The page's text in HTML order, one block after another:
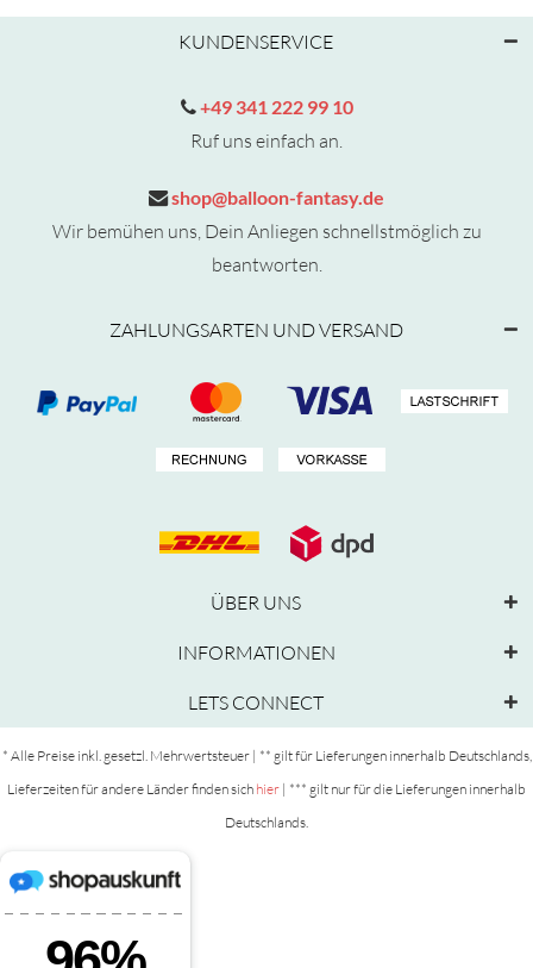
KUNDENSERVICE
+49 341 222 99 10
Ruf uns einfach an.
shop@balloon-fantasy.de
Wir bemühen uns, Dein Anliegen schnellstmöglich zu
beantworten.
ZAHLUNGSARTEN UND VERSAND
ÜBER UNS
INFORMATIONEN
LETS CONNECT
* Alle Preise inkl. gesetzl. Mehrwertsteuer | ** gilt für Lieferungen innerhalb Deutschlands,
Lieferzeiten für andere Länder finden sich hier | *** gilt nur für die Lieferungen innerhalb
Deutschlands.